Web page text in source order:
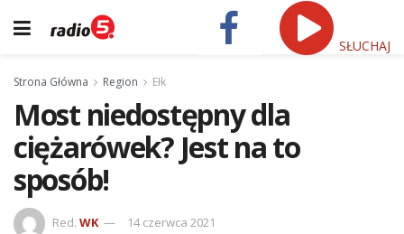
SŁUCHAJ
Strona Główna Region Ełk
Most niedostępny dla
ciężarówek? Jest na to
sposób!
Red. WK 14 czerwca 2021